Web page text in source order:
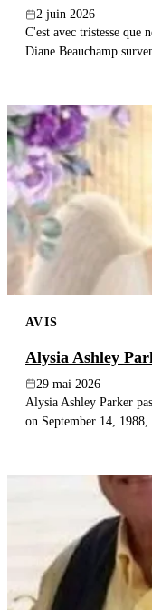
2 juin 2026
C'est avec tristesse que
Diane Beauchamp
AVIS
Alysia Ashley
29 mai 2026
Alysia Ashley Parker
on September 14, 1988,